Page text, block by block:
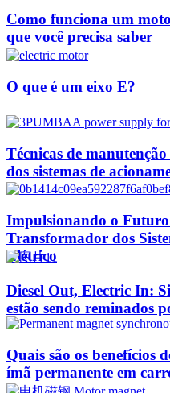
Como funciona um
que você precisa saber
O que é um eixo E?
Técnicas de
dos sistemas de
Impulsionando o
Transformador dos
Elétrico
Diesel Out, Electric In:
estão sendo reminados
Quais são os benefícios
ímã permanente em